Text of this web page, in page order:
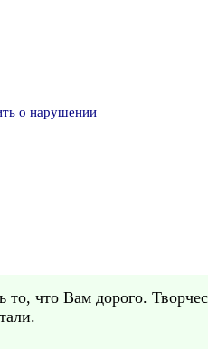
о нарушении
что Вам дорого.